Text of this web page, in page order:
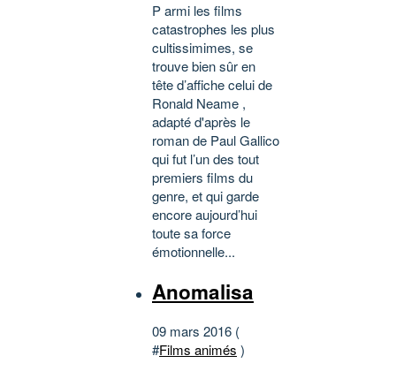
P armi les films
catastrophes les plus
cultissimimes, se
trouve bien sûr en
tête d’affiche celui de
Ronald Neame ,
adapté d'après le
roman de Paul Gallico
qui fut l’un des tout
premiers films du
genre, et qui garde
encore aujourd’hui
toute sa force
émotionnelle...
Anomalisa
09 mars 2016 (
#Films animés )